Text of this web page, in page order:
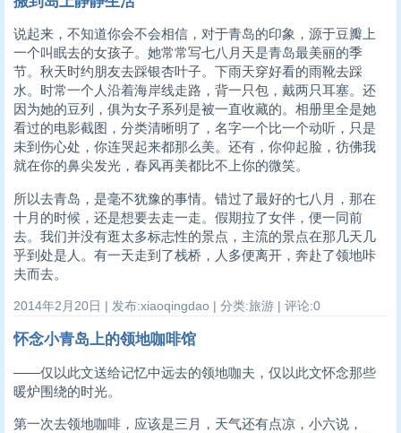
说起来，不知道你会不会相信，对于青岛的印象，源于豆瓣上
一个叫眠去的女孩子。她常常写七八月天是青岛最美丽的季
节。秋天时约朋友去踩银杏叶子。下雨天穿好看的雨靴去踩
水。时常一个人沿着海岸线走路，背一只包，戴两只耳塞。还
因为她的豆列，俱为女子系列是被一直收藏的。相册里全是她
看过的电影截图，分类清晰明了，名字一个比一个动听，只是
未到伤心处，你连哭起来都那么美。还有，你仰起脸，彷佛我
就在你的鼻尖发光，春风再美都比不上你的微笑。
所以去青岛，是毫不犹豫的事情。错过了最好的七八月，那在
十月的时候，还是想要去走一走。假期拉了女伴，便一同前
去。我们并没有逛太多标志性的景点，主流的景点在那几天几
乎到处是人。有一天走到了栈桥，人多便离开，奔赴了领地咔
夫而去。
2014年2月20日 | 发布:xiaoqingdao | 分类:旅游 | 评论:0
怀念小青岛上的领地咖啡馆
——仅以此文送给记忆中远去的领地咖夫，仅以此文怀念那些
暖炉围绕的时光。
第一次去领地咖啡，应该是三月，天气还有点凉，小六说，